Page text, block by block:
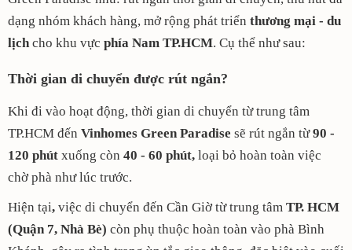
dạng nhóm khách hàng, mở rộng phát triển thương mại - du
lịch cho khu vực phía Nam TP.HCM. Cụ thể như sau:
Thời gian di chuyển được rút ngắn?
Khi đi vào hoạt động, thời gian di chuyển từ trung tâm
TP.HCM đến Vinhomes Green Paradise sẽ rút ngắn từ90 -
120 phút xuống còn 40 - 60 phút, loại bỏ hoàn toàn việc
chờ phà như lúc trước.
Hiện tại, việc di chuyển đến Cần Giờ từ trung tâm TP. HCM
(Quận 7, Nhà Bè) còn phụ thuộc hoàn toàn vào phà Bình